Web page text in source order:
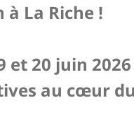
à La Riche !
et 20 juin
au cœur du